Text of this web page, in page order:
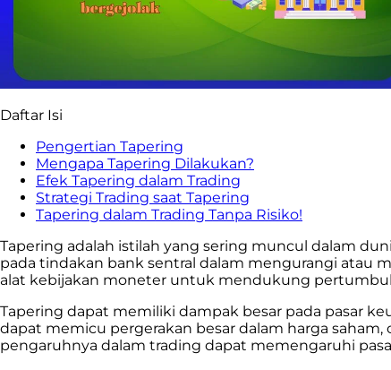
Daftar Isi
Pengertian Tapering
Mengapa Tapering Dilakukan?
Efek Tapering dalam Trading
Strategi Trading saat Tapering
Tapering dalam Trading Tanpa Risiko!
Tapering adalah istilah yang sering muncul dalam
pada tindakan bank sentral dalam mengurangi atau
alat kebijakan moneter untuk mendukung
Tapering dapat memiliki dampak besar pada pasar
dapat memicu pergerakan besar dalam harga
pengaruhnya dalam trading dapat memengaruhi